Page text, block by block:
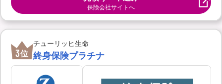
保険会社サイトへ
3位
チューリッヒ生命
終身保険プラチナ